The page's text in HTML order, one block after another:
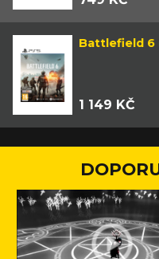
Battlefield 6
1 149 KČ